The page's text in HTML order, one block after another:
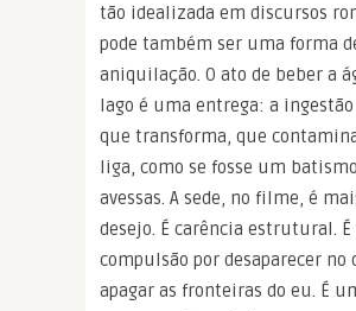
tão idealizada em discursos
pode também ser uma forma
aniquilação. O ato de beber a
lago é uma entrega: a ingestão
que transforma, que
liga, como se fosse um
avessas. A sede, no filme, é
desejo. É carência estrutural. É
compulsão por desaparecer no
apagar as fronteiras do eu. É